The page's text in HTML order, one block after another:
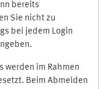
bereits
Sie nicht zu
bei jedem Login
werden im Rahmen
Beim Abmelden